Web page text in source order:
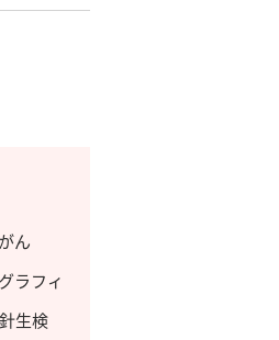
ん
ラフィ
針生検